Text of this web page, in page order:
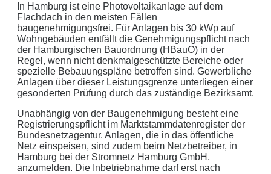
keine Weitergabe an Dritte
sichere Datenübertragung
Datenlöschung nach Art. 17 DSGVO
Keine Newsletter oder Spam
In Hamburg ist eine Photovoltaikanlage auf dem
Flachdach in den meisten Fällen
baugenehmigungsfrei. Für Anlagen bis 30 kWp auf
Wohngebäuden entfällt die Genehmigungspflicht nach
der Hamburgischen Bauordnung (HBauO) in der
Regel, wenn nicht denkmalgeschützte Bereiche oder
spezielle Bebauungspläne betroffen sind. Gewerbliche
Anlagen über dieser Leistungsgrenze unterliegen einer
gesonderten Prüfung durch das zuständige Bezirksamt.
Unabhängig von der Baugenehmigung besteht eine
Registrierungspflicht im Marktstammdatenregister der
Bundesnetzagentur. Anlagen, die in das öffentliche
Netz einspeisen, sind zudem beim Netzbetreiber, in
Hamburg bei der Stromnetz Hamburg GmbH,
anzumelden. Die Inbetriebnahme darf erst nach